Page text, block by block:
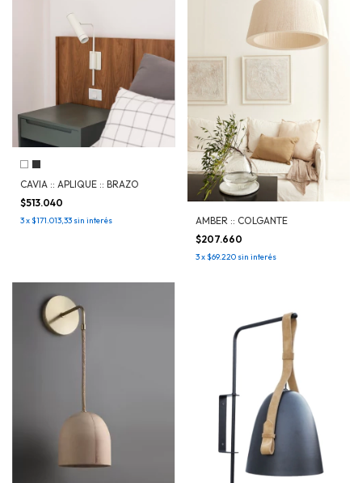
CAVIA :: APLIQUE :: BRAZO
$513.040
3x$171.013,33 sin interés
AMBER :: COLGANTE
$207.660
3x$69.220 sin interés